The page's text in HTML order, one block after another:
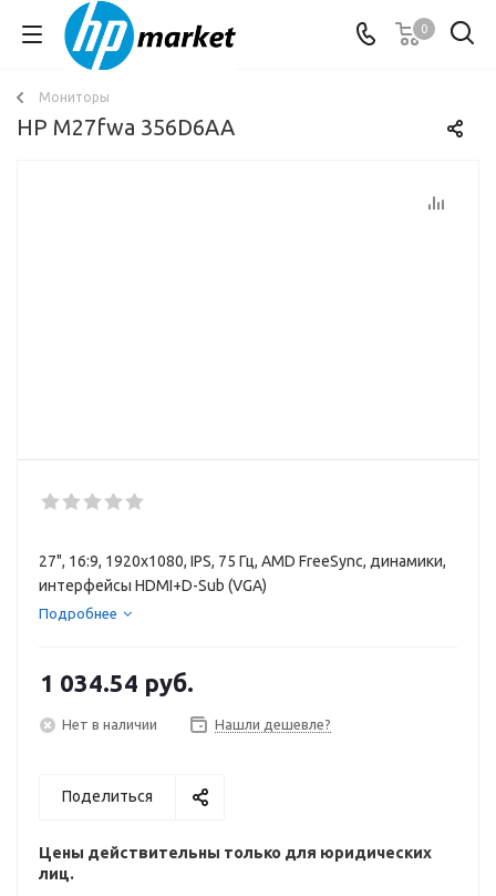
0
Мониторы
HP M27fwa 356D6AA
27", 16:9, 1920x1080, IPS, 75 Гц, AMD FreeSync, динамики,
интерфейсы HDMI+D-Sub (VGA)
Подробнее
1 034.54 руб.
Нет в наличии Нашли дешевле?
Поделиться
Цены действительны только для юридических
лиц.